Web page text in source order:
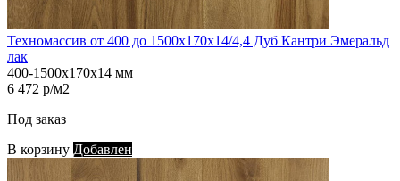
Техномассив от 400 до 1500х170х14/4,4 Дуб Кантри Эмеральд
лак
400-1500х170х14 мм
6 472 р/м2
Под заказ
В корзину Добавлен